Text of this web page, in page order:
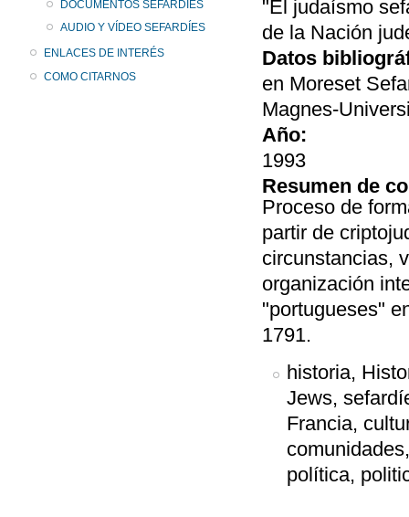
DOCUMENTOS SEFARDÍES
AUDIO Y VÍDEO SEFARDÍES
ENLACES DE INTERÉS
COMO CITARNOS
"El judaísmo
de la Nación
Datos
en Moreset
Magnes-
Año:
1993
Resumen de
Proceso de
partir de
circunstancias,
organización
"portugueses"
1791.
historia,
Jews,
Francia,
política,